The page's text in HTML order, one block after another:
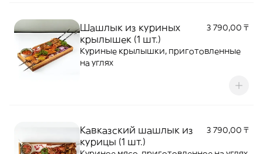
Шашлык из куриных
крылышек (1 шт.)
3 790,00 ₸
Куриные крылышки, приготовленные
на углях
Кавказский шашлык из
курицы (1 шт.)
3 790,00 ₸